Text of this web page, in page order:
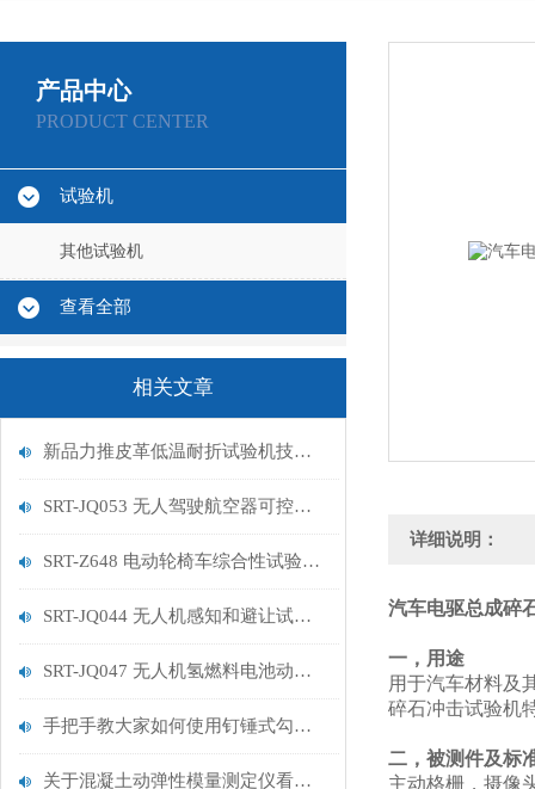
产品中心
PRODUCT CENTER
试验机
其他试验机
查看全部
相关文章
新品力推皮革低温耐折试验机技术讲解
SRT-JQ053 无人驾驶航空器可控性试验机的特点有哪些
SRT-Z648 电动轮椅车综合性试验机的简单介绍
SRT-JQ044 无人机感知和避让试验机的简单介绍
SRT-JQ047 无人机氢燃料电池动力系统试验机用途有哪些 符合标准
手把手教大家如何使用钉锤式勾丝性测试机
关于混凝土动弹性模量测定仪看这一篇就够了
详细说明：
汽车电驱总成碎
一，用途
用于汽车材料及
碎石冲击试验机
二，被测件及标
主动格栅，摄像